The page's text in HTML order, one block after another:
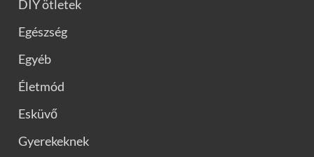
DIY ötletek
Egészség
Egyéb
Életmód
Esküvő
Gyerekeknek